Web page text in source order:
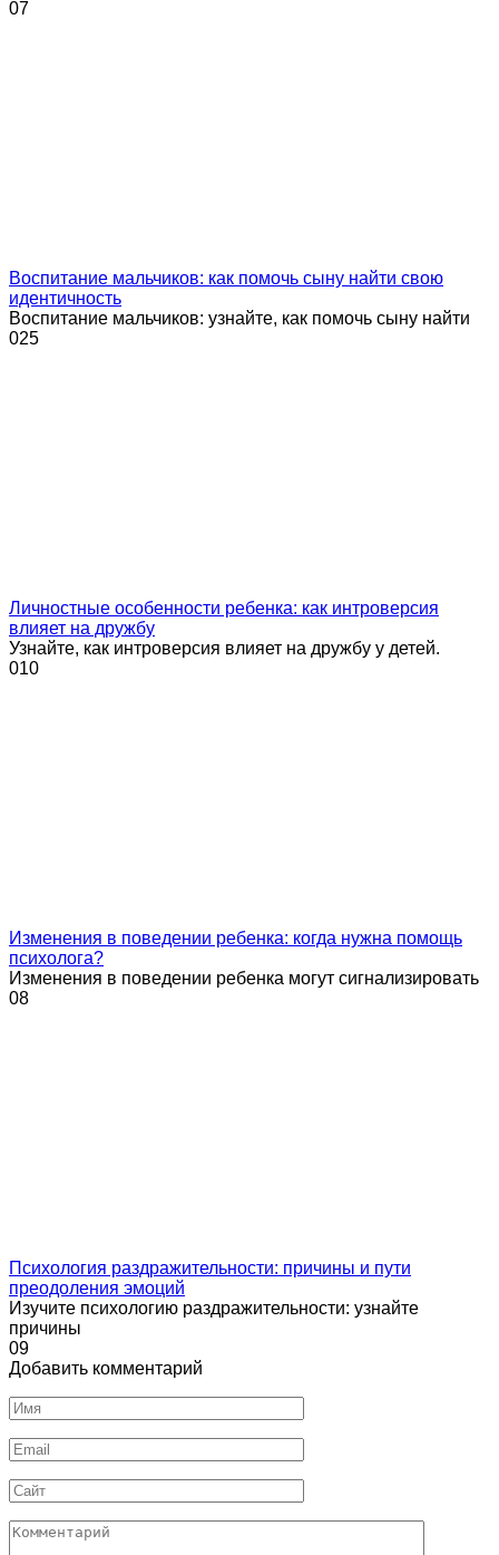
07
Воспитание мальчиков: как помочь сыну найти свою
идентичность
Воспитание мальчиков: узнайте, как помочь сыну найти
025
Личностные особенности ребенка: как интроверсия
влияет на дружбу
Узнайте, как интроверсия влияет на дружбу у детей.
010
Изменения в поведении ребенка: когда нужна помощь
психолога?
Изменения в поведении ребенка могут сигнализировать
08
Психология раздражительности: причины и пути
преодоления эмоций
Изучите психологию раздражительности: узнайте
причины
09
Добавить комментарий
Имя
Email
Сайт
Комментарий